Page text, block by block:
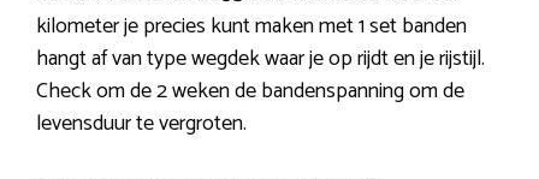
kilometer je precies kunt maken met 1 set banden
hangt af van type wegdek waar je op rijdt en je rijstijl.
Check om de 2 weken de bandenspanning om de
levensduur te vergroten.